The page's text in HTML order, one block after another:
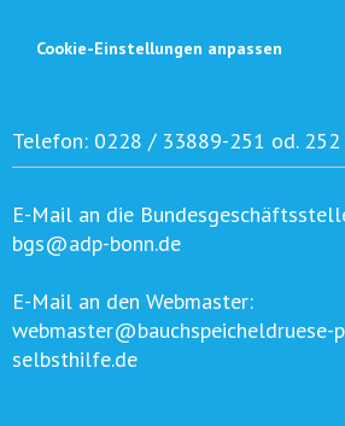
Cookie-Einstellungen anpassen
Telefon: 0228 / 33889-251 od. 252
E-Mail an die
bgs@adp-bonn.de
E-Mail an den Webmaster:
webmaster@bauchspeicheldruese-
selbsthilfe.de